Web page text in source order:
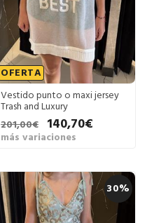
OFERTA
Vestido punto o maxi jersey
Trash and Luxury
201,00€
140,70€
más variaciones
30%